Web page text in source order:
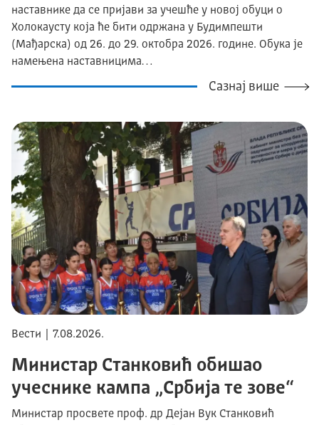
наставнике да се пријави за учешће у новој обуци о
Холокаусту која ће бити одржана у Будимпешти
(Мађарска) од 26. до 29. октобра 2026. године. Обука је
намењена наставницима…
Сазнај више
Вести | 7.08.2026.
Министар Станковић обишао
учеснике кампа „Србија те зове“
Министар просвете проф. др Дејан Вук Станковић